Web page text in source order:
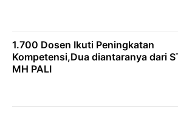
1.700 Dosen Ikuti Peningkatan
Kompetensi,Dua diantaranya dari
MH PALI